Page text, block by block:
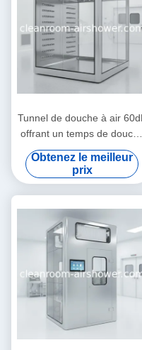
Tunnel de douche à air
offrant un temps de douche
à air de 0 à 99s pour un
dépoussiérage efficace et
une gestion de l'entrée en
salle blanche
Obtenez le meilleur
prix